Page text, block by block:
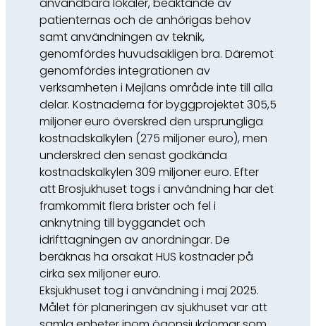
patienternas och de anhörigas behov
samt användningen av teknik,
genomfördes huvudsakligen bra. Däremot
genomfördes integrationen av
verksamheten i Mejlans område inte till alla
delar. Kostnaderna för byggprojektet 305,5
miljoner euro överskred den ursprungliga
kostnadskalkylen (275 miljoner euro), men
underskred den senast godkända
kostnadskalkylen 309 miljoner euro. Efter
att Brosjukhuset togs i användning har det
framkommit flera brister och fel i
anknytning till byggandet och
idrifttagningen av anordningar. De
beräknas ha orsakat HUS kostnader på
cirka sex miljoner euro.
Eksjukhuset tog i användning i maj 2025.
Målet för planeringen av sjukhuset var att